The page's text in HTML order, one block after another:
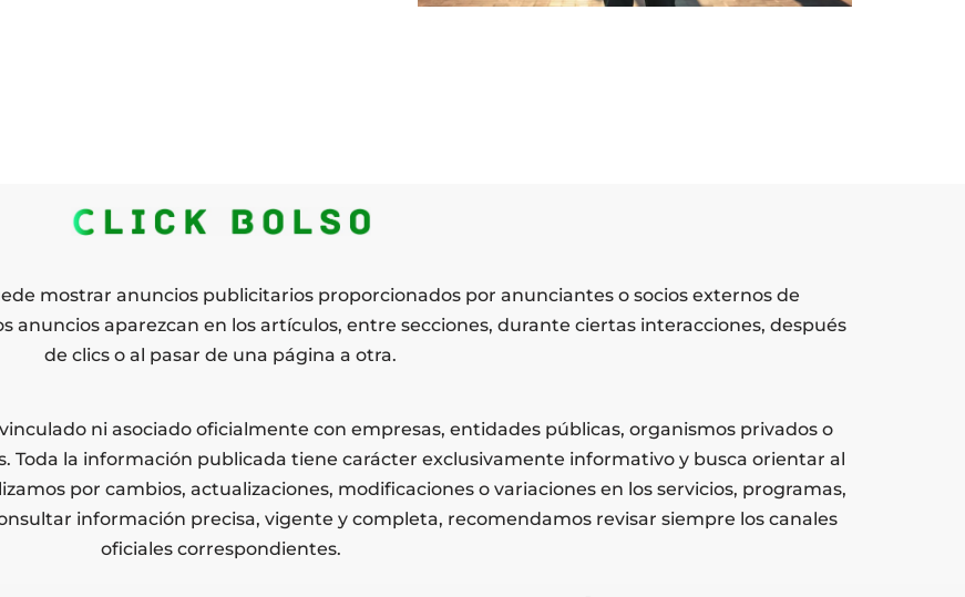
mostrar anuncios publicitarios proporcionados por anunciantes o socios externos de
anuncios aparezcan en los artículos, entre secciones, durante ciertas interacciones, después
de clics o al pasar de una página a otra.
ni asociado oficialmente con empresas, entidades públicas, organismos privados o
Toda la información publicada tiene carácter exclusivamente informativo y busca orientar al
por cambios, actualizaciones, modificaciones o variaciones en los servicios, programas,
información precisa, vigente y completa, recomendamos revisar siempre los canales
oficiales correspondientes.